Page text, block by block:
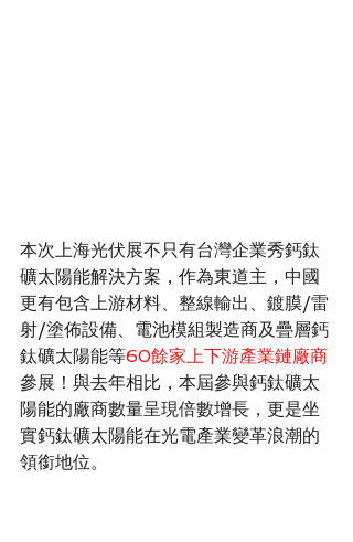
本次上海光伏展不只有台灣企業秀鈣鈦
礦太陽能解決方案，作為東道主，中國
更有包含上游材料、整線輸出、鍍膜/雷
射/塗佈設備、電池模組製造商及疊層鈣
鈦礦太陽能等60餘家上下游產業鏈廠商
參展！與去年相比，本屆參與鈣鈦礦太
陽能的廠商數量呈現倍數增長，更是坐
實鈣鈦礦太陽能在光電產業變革浪潮的
領銜地位。